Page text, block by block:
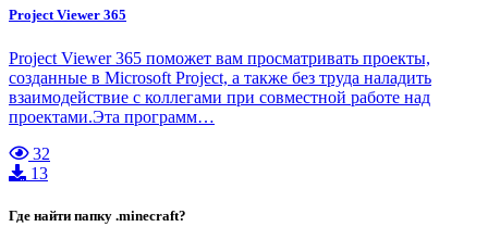
Project Viewer 365
Project Viewer 365 поможет вам просматривать проекты,
созданные в Microsoft Project, а также без труда наладить
взаимодействие с коллегами при совместной работе над
проектами.Эта программ…
32
13
Где найти папку .minecraft?